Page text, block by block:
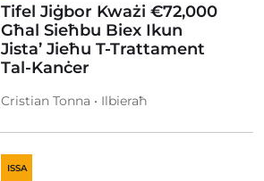
Tifel Jiġbor Kważi €72,000
Għal Sieħbu Biex Ikun
Jista’ Jieħu T-Trattament
Tal-Kanċer
Cristian Tonna • Ilbieraħ
ISSA